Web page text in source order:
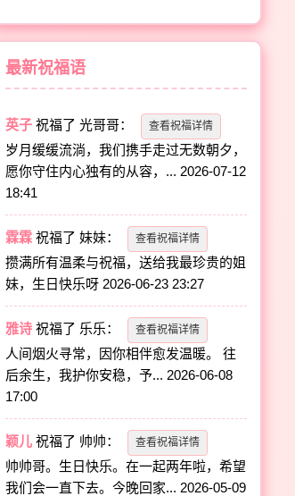
最新祝福语
英子 祝福了光哥哥： 查看祝福详情
岁月缓缓流淌，我们携手走过无数朝夕，
愿你守住内心独有的从容，... 2026-07-12
18:41
霖霖 祝福了妹妹： 查看祝福详情
攒满所有温柔与祝福，送给我最珍贵的姐
妹，生日快乐呀 2026-06-23 23:27
雅诗 祝福了 乐乐： 查看祝福详情
人间烟火寻常，因你相伴愈发温暖。 往
后余生，我护你安稳，予... 2026-06-08
17:00
颖儿 祝福了 帅帅： 查看祝福详情
帅帅哥。生日快乐。在一起两年啦，希望
我们会一直下去。今晚回家... 2026-05-09